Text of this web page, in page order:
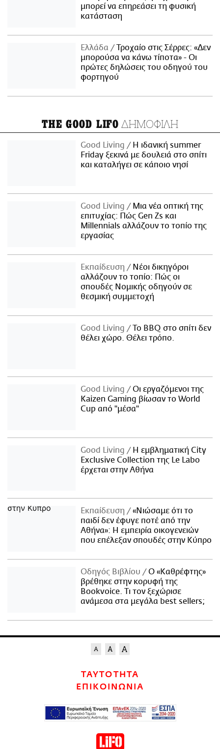
μπορεί να επηρεάσει τη φυσική
κατάσταση
Ελλάδα
Τροχαίο στις Σέρρες: «Δεν
μπορούσα να κάνω τίποτα» - Οι
πρώτες δηλώσεις του οδηγού του
φορτηγού
THE GOOD LIFO ΔΗΜΟΦΙΛΗ
Good Living
Η ιδανική summer
Friday ξεκινά με δουλειά στο σπίτι
και καταλήγει σε κάποιο νησί
Good Living
Μια νέα οπτική της
επιτυχίας: Πώς Gen Zs και
Millennials αλλάζουν το τοπίο της
εργασίας
Εκπαίδευση
Νέοι δικηγόροι
αλλάζουν το τοπίο: Πώς οι
σπουδές Νομικής οδηγούν σε
θεσμική συμμετοχή
Good Living
Το BBQ στο σπίτι δεν
θέλει χώρο. Θέλει τρόπο.
Good Living
Οι εργαζόμενοι της
Kaizen Gaming βίωσαν το World
Cup από "μέσα"
Good Living
Η εμβληματική City
Exclusive Collection της Le Labo
έρχεται στην Αθήνα
Εκπαίδευση
«Νιώσαμε ότι το
παιδί δεν έφυγε ποτέ από την
Αθήνα»: Η εμπειρία οικογενειών
που επέλεξαν σπουδές στην Κύπρο
Οδηγός Βιβλίου
Ο «Καθρέφτης»
βρέθηκε στην κορυφή της
Bookvoice. Τι τον ξεχώρισε
ανάμεσα στα μεγάλα best sellers;
ΤΑΥΤΟΤΗΤΑ
ΕΠΙΚΟΙΝΩΝΙΑ